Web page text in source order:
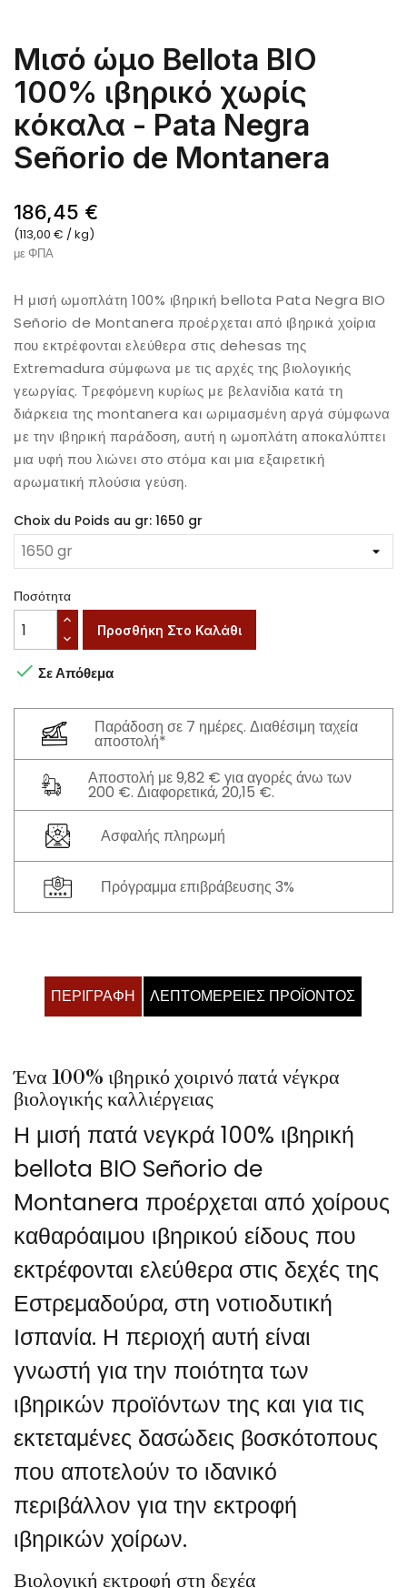
Μισό ώμο Bellota BIO
100% ιβηρικό χωρίς
κόκαλα - Pata Negra
Señorio de Montanera
186,45 €
(113,00 € / kg)
με ΦΠΑ
Η μισή ωμοπλάτη 100% ιβηρική bellota Pata Negra BIO
Señorio de Montanera προέρχεται από ιβηρικά χοίρια
που εκτρέφονται ελεύθερα στις dehesas της
Extremadura σύμφωνα με τις αρχές της βιολογικής
γεωργίας. Τρεφόμενη κυρίως με βελανίδια κατά τη
διάρκεια της montanera και ωριμασμένη αργά σύμφωνα
με την ιβηρική παράδοση, αυτή η ωμοπλάτη αποκαλύπτει
μια υφή που λιώνει στο στόμα και μια εξαιρετική
αρωματική πλούσια γεύση.
Choix du Poids au gr: 1650 gr
Ποσότητα
Προσθήκη Στο Καλάθι
 Σε Απόθεμα
Παράδοση σε 7 ημέρες. Διαθέσιμη ταχεία
αποστολή*
Αποστολή με 9,82 € για αγορές άνω των
200 €. Διαφορετικά, 20,15 €.
Ασφαλής πληρωμή
Πρόγραμμα επιβράβευσης 3%
ΠΕΡΙΓΡΑΦΉ ΛΕΠΤΟΜΈΡΕΙΕΣ ΠΡΟΪΌΝΤΟΣ
Ένα 100% ιβηρικό χοιρινό πατά νέγκρα
βιολογικής καλλιέργειας
Η μισή πατά νεγκρά 100% ιβηρική
bellota BIO Señorio de
Montanera προέρχεται από χοίρους
καθαρόαιμου ιβηρικού είδους που
εκτρέφονται ελεύθερα στις δεχές της
Εστρεμαδούρα, στη νοτιοδυτική
Ισπανία. Η περιοχή αυτή είναι
γνωστή για την ποιότητα των
ιβηρικών προϊόντων της και για τις
εκτεταμένες δασώδεις βοσκότοπους
που αποτελούν το ιδανικό
περιβάλλον για την εκτροφή
ιβηρικών χοίρων.
Βιολογική εκτροφή στη δεχέα